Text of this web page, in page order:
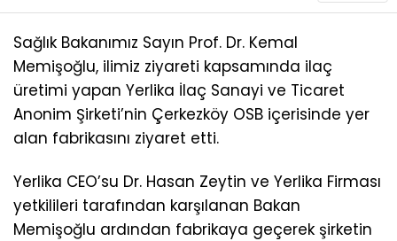
Sağlık Bakanımız Sayın Prof. Dr. Kemal
Memişoğlu, ilimiz ziyareti kapsamında ilaç
üretimi yapan Yerlika İlaç Sanayi ve Ticaret
Anonim Şirketi’nin Çerkezköy OSB içerisinde yer
alan fabrikasını ziyaret etti.
Yerlika CEO’su Dr. Hasan Zeytin ve Yerlika Firması
yetkilileri tarafından karşılanan Bakan
Memişoğlu ardından fabrikaya geçerek şirketin